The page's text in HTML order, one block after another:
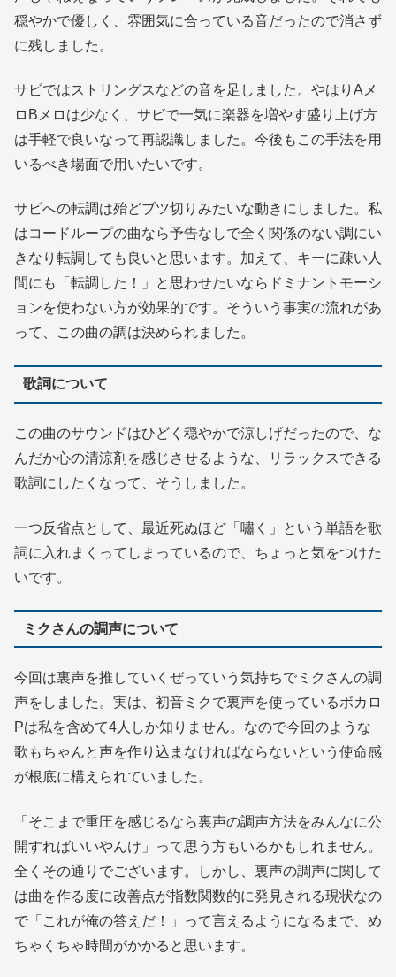
穏やかで優しく、雰囲気に合っている音だったので消さず
に残しました。
サビではストリングスなどの音を足しました。やはりAメ
ロBメロは少なく、サビで一気に楽器を増やす盛り上げ方
は手軽で良いなって再認識しました。今後もこの手法を用
いるべき場面で用いたいです。
サビへの転調は殆どブツ切りみたいな動きにしました。私
はコードループの曲なら予告なしで全く関係のない調にい
きなり転調しても良いと思います。加えて、キーに疎い人
間にも「転調した！」と思わせたいならドミナントモーシ
ョンを使わない方が効果的です。そういう事実の流れがあ
って、この曲の調は決められました。
歌詞について
この曲のサウンドはひどく穏やかで涼しげだったので、な
んだか心の清涼剤を感じさせるような、リラックスできる
歌詞にしたくなって、そうしました。
一つ反省点として、最近死ぬほど「嘯く」という単語を歌
詞に入れまくってしまっているので、ちょっと気をつけた
いです。
ミクさんの調声について
今回は裏声を推していくぜっていう気持ちでミクさんの調
声をしました。実は、初音ミクで裏声を使っているボカロ
Pは私を含めて4人しか知りません。なので今回のような
歌もちゃんと声を作り込まなければならないという使命感
が根底に構えられていました。
「そこまで重圧を感じるなら裏声の調声方法をみんなに公
開すればいいやんけ」って思う方もいるかもしれません。
全くその通りでございます。しかし、裏声の調声に関して
は曲を作る度に改善点が指数関数的に発見される現状なの
で「これが俺の答えだ！」って言えるようになるまで、め
ちゃくちゃ時間がかかると思います。